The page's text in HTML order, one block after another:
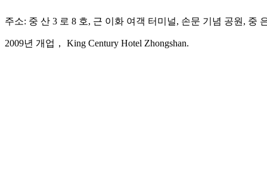
주소: 중 산 3 로 8 호, 근 이화 여객 터미널, 손문 기념 공원, 중
2009년 개업， King Century Hotel Zhongshan.